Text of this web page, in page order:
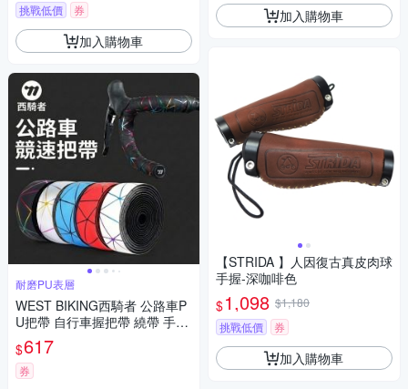
挑戰低價 券
加入購物車
耐磨PU表層
WEST BIKING西騎者 公路車P
U把帶 自行車握把帶 繞帶 手把
捲帶 防滑 吸震 單車手把 包覆
帶 腳踏車
$617
券
加入購物車
【STRIDA 】人因復古真皮肉球
手握-深咖啡色
$1,098 $1,180
挑戰低價
券
加入購物車